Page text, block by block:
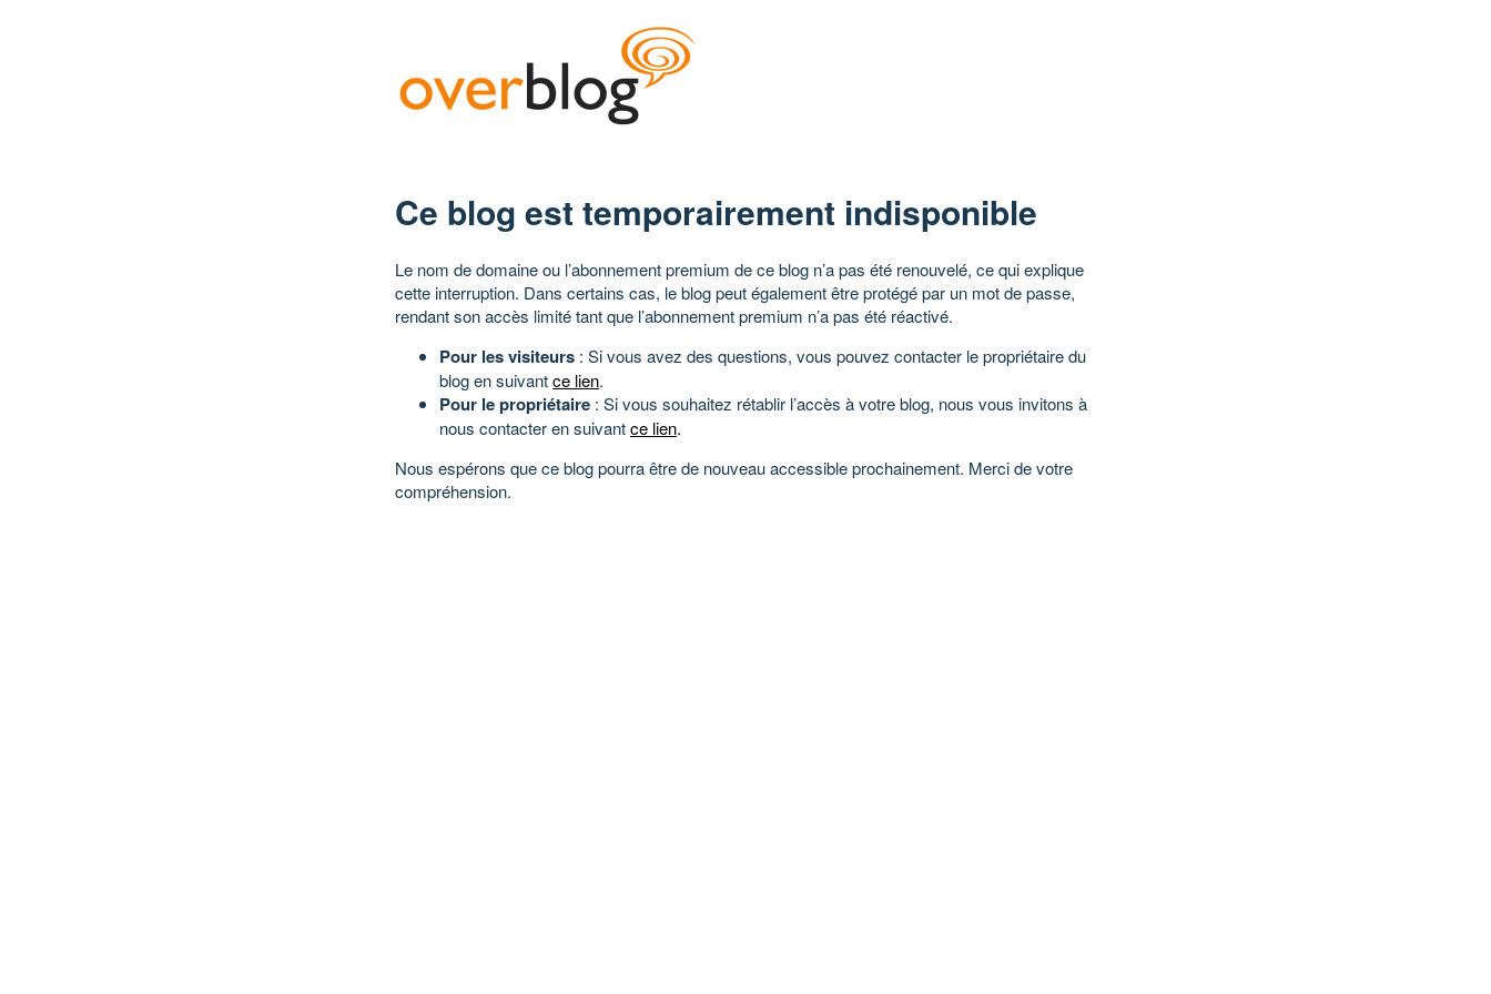
Ce blog est temporairement indisponible
Le nom de domaine ou l’abonnement premium de ce blog n’a pas été renouvelé, ce qui explique
cette interruption. Dans certains cas, le blog peut également être protégé par un mot de passe,
rendant son accès limité tant que l’abonnement premium n’a pas été réactivé.
Pour les visiteurs : Si vous avez des questions, vous pouvez contacter le propriétaire du
blog en suivantce lien.
Pour le propriétaire : Si vous souhaitez rétablir l’accès à votre blog, nous vous invitons à
nous contacter en suivantce lien.
Nous espérons que ce blog pourra être de nouveau accessible prochainement. Merci de votre
compréhension.